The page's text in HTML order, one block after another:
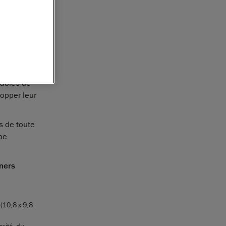
de
de
leur
de toute
x 9,8